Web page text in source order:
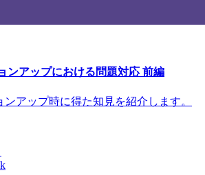
ンアップにおける問題対応 前編
ンアップ時に得た知見を紹介します。